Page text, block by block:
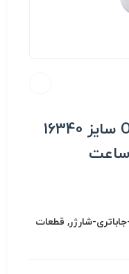
باتری لیتیوم یون ORION سایز 16340
جاباتری-شارژر, قطعات